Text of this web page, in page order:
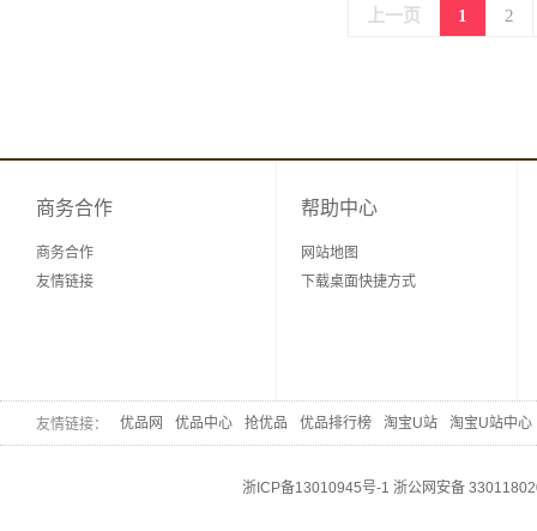
上一页 1 2
商务合作
商务合作
友情链接
帮助中心
网站地图
下载桌面快捷方式
友情链接： 优品网 优品中心 抢优品 优品排行榜 淘宝U站 淘宝U站中心
浙ICP备13010945号-1 浙公网安备